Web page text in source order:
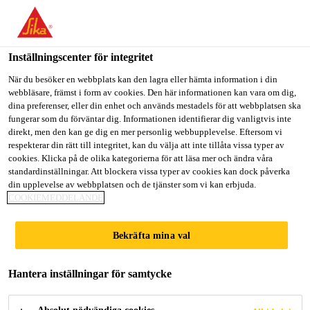
Välkommen till "Sika Sverige", du verkar befinna dig i "USA".
Välj nedan hur du vill fortsätta.
GÅ TILL STANNA PÅ
Sika Sverige
SPONSRAR
PEAK
EVOLUTION
Inställningscenter för integritet
När du besöker en webbplats kan den lagra eller hämta information i din
webbläsare, främst i form av cookies. Den här informationen kan vara om dig,
dina preferenser, eller din enhet och används mestadels för att webbplatsen ska
fungerar som du förväntar dig. Informationen identifierar dig vanligtvis inte
direkt, men den kan ge dig en mer personlig webbupplevelse. Eftersom vi
respekterar din rätt till integritet, kan du välja att inte tillåta vissa typer av
cookies. Klicka på de olika kategorierna för att läsa mer och ändra våra
standardinställningar. Att blockera vissa typer av cookies kan dock påverka
din upplevelse av webbplatsen och de tjänster som vi kan erbjuda.
COOKIEMEDDELANDE
Bekräfta mina val
Hantera inställningar för samtycke